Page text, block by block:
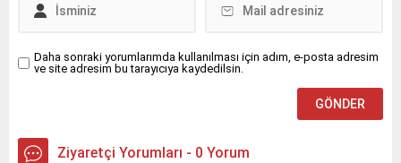
çarparak devrildi. Kazada...
üzerine olay...
Daha sonraki yorumlarımda kullanılması için adım, e-posta adresim
ve site adresim bu tarayıcıya kaydedilsin.
Ziyaretçi Yorumları - 0 Yorum